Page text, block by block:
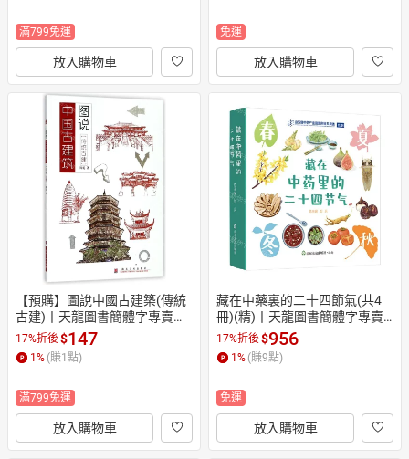
滿799免運
放入購物車
免運
放入購物車
【預購】圖說中國古建築(傳統
古建)丨天龍圖書簡體字專賣店
丨9787533067731 (tl2608_山
東書展)
17%折後$147
1% (賺1點)
滿799免運
放入購物車
藏在中藥裏的二十四節氣(共4
冊)(精)丨天龍圖書簡體字專賣
店丨9787551625838 (tl2608_
山東書展)
17%折後$956
1% (賺9點)
免運
放入購物車